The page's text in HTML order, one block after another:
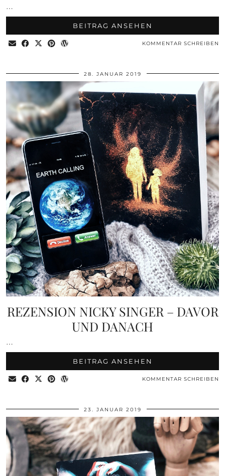
…
BEITRAG ANSEHEN
KOMMENTAR SCHREIBEN
28. JANUAR 2019
REZENSION NICKY SINGER – DAVOR
UND DANACH
…
BEITRAG ANSEHEN
KOMMENTAR SCHREIBEN
23. JANUAR 2019